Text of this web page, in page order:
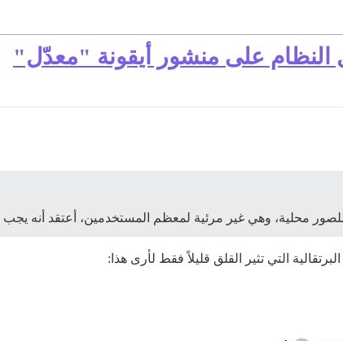
على منشور أيقونة "معدّل"
التي تثير القلق قليلاً فقط لأرى هذا: